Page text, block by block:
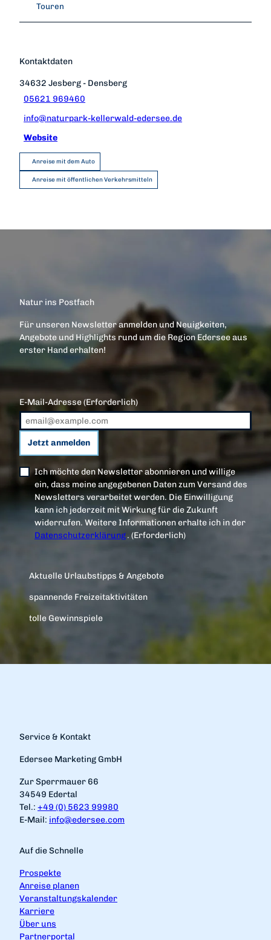
Touren
Kontaktdaten
34632 Jesberg- Densberg
05621 969460
info@naturpark-kellerwald-edersee.de
Website
Anreise mit dem Auto
Anreise mit öffentlichen Verkehrsmitteln
Natur ins Postfach
Für unseren Newsletter anmelden und Neuigkeiten,
Angebote und Highlights rund um die Region Edersee aus
erster Hand erhalten!
E-Mail-Adresse(Erforderlich)
Jetzt anmelden
Ich möchte den Newsletter abonnieren und willige
ein, dass meine angegebenen Daten zum Versand des
Newsletters verarbeitet werden. Die Einwilligung
kann ich jederzeit mit Wirkung für die Zukunft
widerrufen. Weitere Informationen erhalte ich in der
Datenschutzerklärung.(Erforderlich)
Aktuelle Urlaubstipps & Angebote
spannende Freizeitaktivitäten
tolle Gewinnspiele
Service & Kontakt
Edersee Marketing GmbH
Zur Sperrmauer 66
34549 Edertal
Tel.: +49 (0) 5623 99980
E-Mail: info@edersee.com
Auf die Schnelle
Prospekte
Anreise planen
Veranstaltungskalender
Karriere
Über uns
Partnerportal